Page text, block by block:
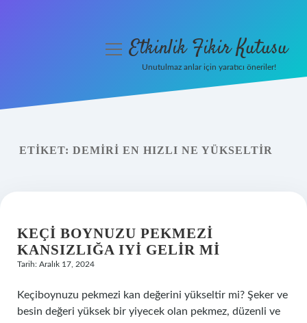
Yasal Uyarı
menüyüEtkinlik Fikir Kutusu
Unutulmaz anlar için yaratıcı öneriler!
ETIKET: DEMIRI EN HIZLI NE YÜKSELTIR
KEÇI BOYNUZU PEKMEZI
KANSIZLIĞA IYI GELIR MI
Tarih: Aralık 17, 2024
Keçiboynuzu pekmezi kan değerini yükseltir mi? Şeker ve
besin değeri yüksek bir yiyecek olan pekmez, düzenli ve